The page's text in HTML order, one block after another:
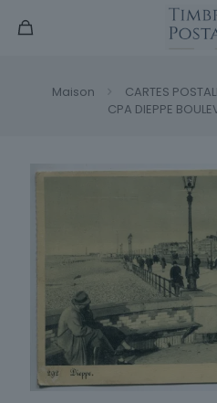
Maison CARTES
CPA DIEPPE